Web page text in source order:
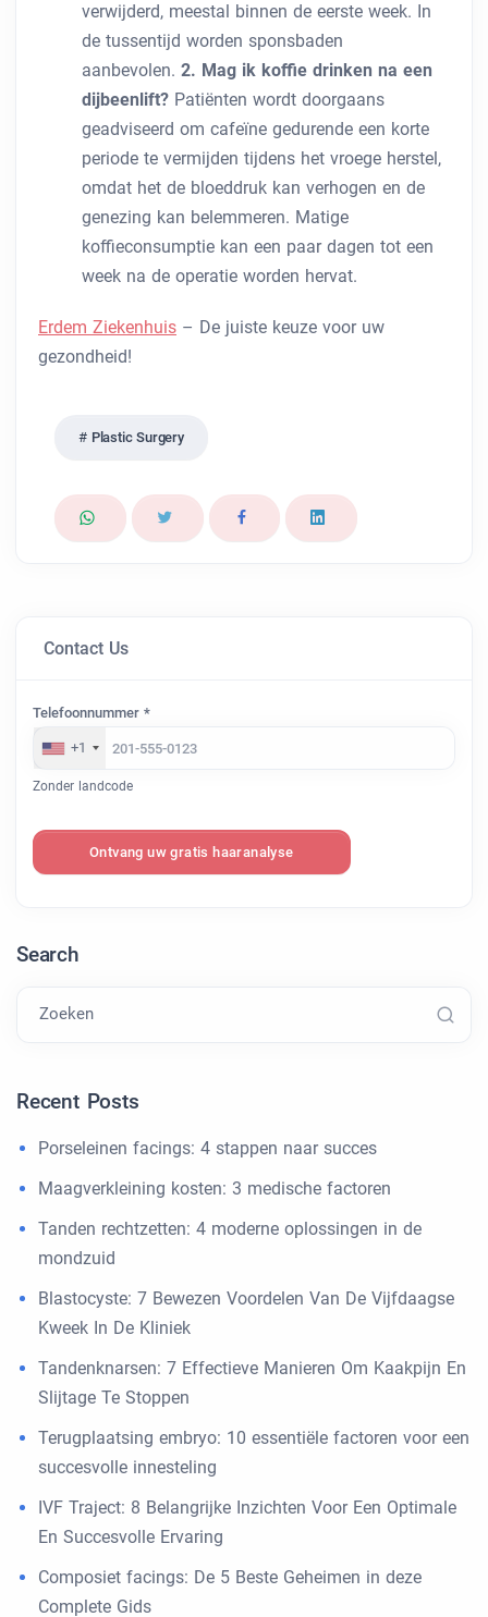
verwijderd, meestal binnen de eerste week. In
de tussentijd worden sponsbaden
aanbevolen. 2. Mag ik koffie drinken na een
dijbeenlift? Patiënten wordt doorgaans
geadviseerd om cafeïne gedurende een korte
periode te vermijden tijdens het vroege herstel,
omdat het de bloeddruk kan verhogen en de
genezing kan belemmeren. Matige
koffieconsumptie kan een paar dagen tot een
week na de operatie worden hervat.
Erdem Ziekenhuis – De juiste keuze voor uw
gezondheid!
Plastic Surgery
Contact Us
Telefoonnummer *
+1
Zonder landcode
Ontvang uw gratis haaranalyse
Search
Zoeken
Recent Posts
Porseleinen facings: 4 stappen naar succes
Maagverkleining kosten: 3 medische factoren
Tanden rechtzetten: 4 moderne oplossingen in de
mondzuid
Blastocyste: 7 Bewezen Voordelen Van De Vijfdaagse
Kweek In De Kliniek
Tandenknarsen: 7 Effectieve Manieren Om Kaakpijn En
Slijtage Te Stoppen
Terugplaatsing embryo: 10 essentiële factoren voor een
succesvolle innesteling
IVF Traject: 8 Belangrijke Inzichten Voor Een Optimale
En Succesvolle Ervaring
Composiet facings: De 5 Beste Geheimen in deze
Complete Gids